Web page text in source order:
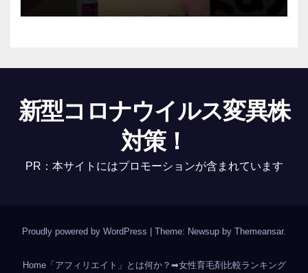
新型コロナウイルス変異株
対策！
PR：本サイトにはプロモーションが含まれています
Proudly powered by WordPress Theme: Newsup by Themeansar.
Home「アフィリエイト」とは何か？ ➡女性育毛剤比較ランキング